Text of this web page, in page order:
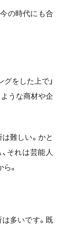
の時代にも合
グをした上で」
うな商材や企
難しい。かと
それは芸能人
。
多いです。既